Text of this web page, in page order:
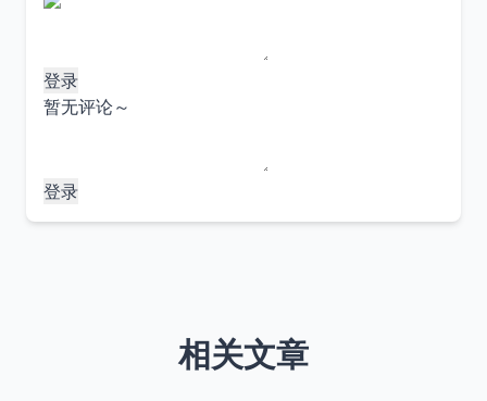
登录
暂无评论～
登录
相关文章